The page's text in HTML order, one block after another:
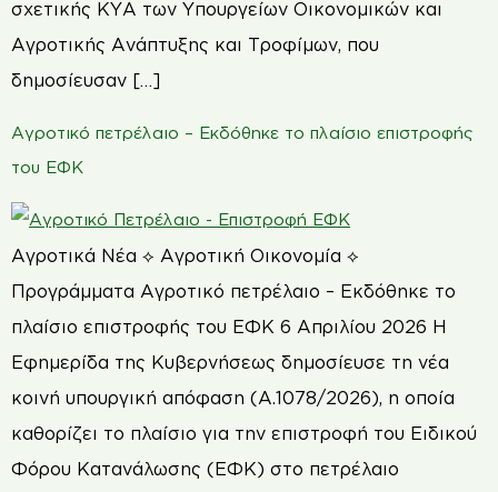
σχετικής ΚΥΑ των Υπουργείων Οικονομικών και
Αγροτικής Ανάπτυξης και Τροφίμων, που
δημοσίευσαν […]
Αγροτικό πετρέλαιο – Εκδόθηκε το πλαίσιο επιστροφής
του ΕΦΚ
Αγροτικά Νέα ⟡ Αγροτική Οικονομία ⟡
Προγράμματα Αγροτικό πετρέλαιο – Εκδόθηκε το
πλαίσιο επιστροφής του ΕΦΚ 6 Απριλίου 2026 Η
Εφημερίδα της Κυβερνήσεως δημοσίευσε τη νέα
κοινή υπουργική απόφαση (Α.1078/2026), η οποία
καθορίζει το πλαίσιο για την επιστροφή του Ειδικού
Φόρου Κατανάλωσης (ΕΦΚ) στο πετρέλαιο